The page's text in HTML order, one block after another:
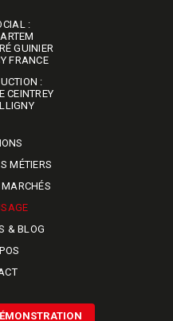
:
GUINIER
FRANCE
:
CEINTREY
MÉTIERS
& BLOG